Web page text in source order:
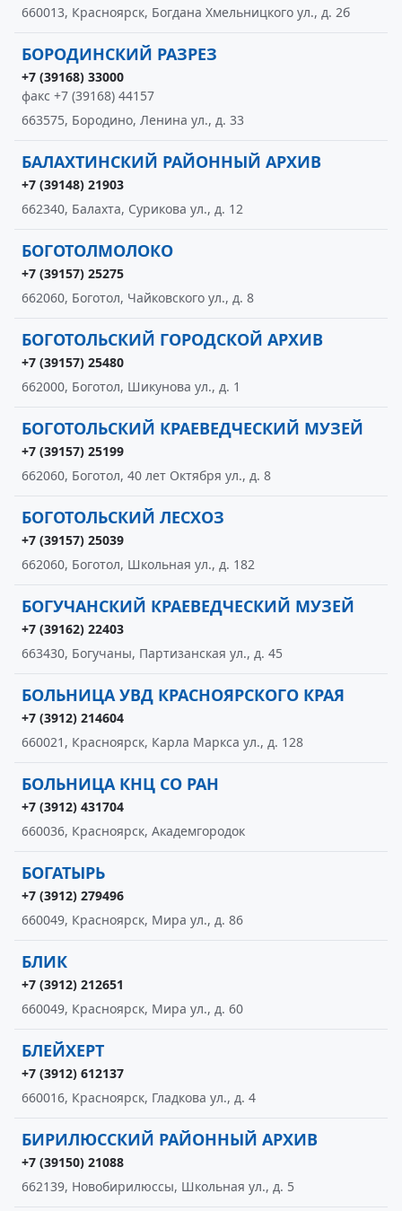
660013, Красноярск, Богдана Хмельницкого ул., д. 2б
БОРОДИНСКИЙ РАЗРЕЗ
+7 (39168) 33000
факс +7 (39168) 44157
663575, Бородино, Ленина ул., д. 33
БАЛАХТИНСКИЙ РАЙОННЫЙ АРХИВ
+7 (39148) 21903
662340, Балахта, Сурикова ул., д. 12
БОГОТОЛМОЛОКО
+7 (39157) 25275
662060, Боготол, Чайковского ул., д. 8
БОГОТОЛЬСКИЙ ГОРОДСКОЙ АРХИВ
+7 (39157) 25480
662000, Боготол, Шикунова ул., д. 1
БОГОТОЛЬСКИЙ КРАЕВЕДЧЕСКИЙ МУЗЕЙ
+7 (39157) 25199
662060, Боготол, 40 лет Октября ул., д. 8
БОГОТОЛЬСКИЙ ЛЕСХОЗ
+7 (39157) 25039
662060, Боготол, Школьная ул., д. 182
БОГУЧАНСКИЙ КРАЕВЕДЧЕСКИЙ МУЗЕЙ
+7 (39162) 22403
663430, Богучаны, Партизанская ул., д. 45
БОЛЬНИЦА УВД КРАСНОЯРСКОГО КРАЯ
+7 (3912) 214604
660021, Красноярск, Карла Маркса ул., д. 128
БОЛЬНИЦА КНЦ СО РАН
+7 (3912) 431704
660036, Красноярск, Академгородок
БОГАТЫРЬ
+7 (3912) 279496
660049, Красноярск, Мира ул., д. 86
БЛИК
+7 (3912) 212651
660049, Красноярск, Мира ул., д. 60
БЛЕЙХЕРТ
+7 (3912) 612137
660016, Красноярск, Гладкова ул., д. 4
БИРИЛЮССКИЙ РАЙОННЫЙ АРХИВ
+7 (39150) 21088
662139, Новобирилюссы, Школьная ул., д. 5